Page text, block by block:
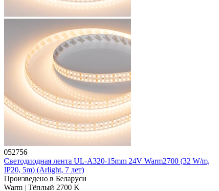
052756
Светодиодная лента UL-A320-15mm 24V Warm2700 (32 W/m,
IP20, 5m) (Arlight, 7 лет)
Произведено в Беларуси
Warm | Тёплый 2700 K